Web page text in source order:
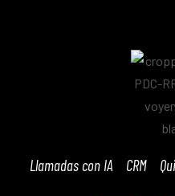
Llamadas con IA CRM